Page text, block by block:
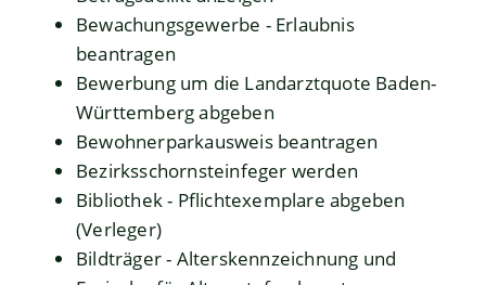
Bewachungsgewerbe - Erlaubnis
beantragen
Bewerbung um die Landarztquote Baden-
Württemberg abgeben
Bewohnerparkausweis beantragen
Bezirksschornsteinfeger werden
Bibliothek - Pflichtexemplare abgeben
(Verleger)
Bildträger - Alterskennzeichnung und